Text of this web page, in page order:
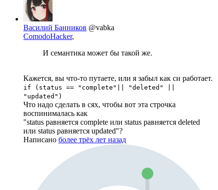
Василий Банников @vabka
ComodoHacker,
И семантика может бы такой же.
Кажется, вы что-то путаете, или я забыл как си работает.
if (status == "complete"|| "deleted" ||
"updated")
Что надо сделать в сях, чтобы вот эта строчка
воспинималась как
"status равняется complete или status равняется deleted
или status равняется updated"?
Написано более трёх лет назад